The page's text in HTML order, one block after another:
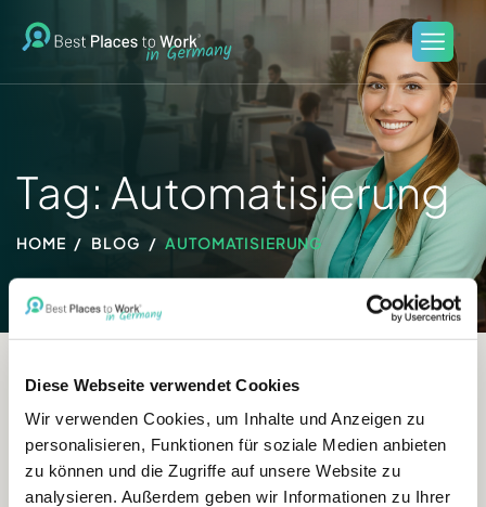
Diese Webseite verwendet Cookies
Wir verwenden Cookies, um Inhalte und Anzeigen zu
personalisieren, Funktionen für soziale Medien anbieten
zu können und die Zugriffe auf unsere Website zu
analysieren. Außerdem geben wir Informationen zu Ihrer
Tag: Automatisierung
HOME BLOG AUTOMATISIERUNG